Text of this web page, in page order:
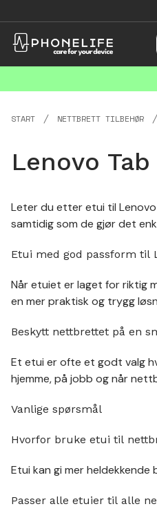
START NETTBRETT TILBEHØR
Lenovo
Leter du etter etui til
samtidig som de gjør det
Etui med god passform til
Når etuiet er laget for riktig
en mer praktisk og trygg
Beskytt nettbrettet på en
Et etui er ofte et godt valg
hjemme, på jobb og når
Vanlige spørsmål
Hvorfor bruke etui til
Etui kan gi mer
Passer alle etuier til alle